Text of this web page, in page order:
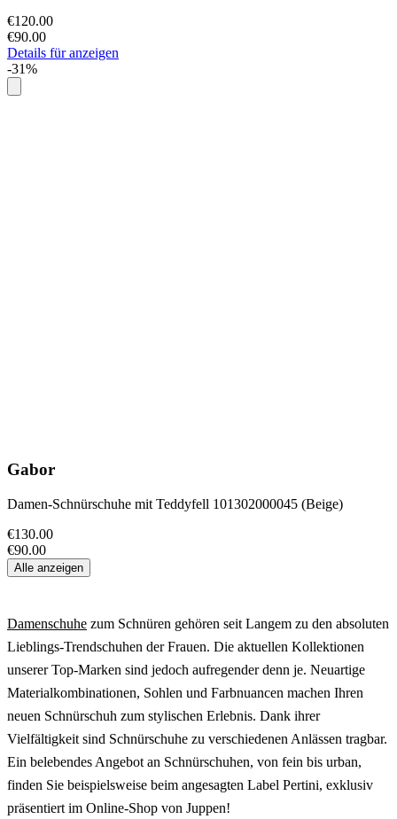
€120.00
€90.00
Details für anzeigen
-31%
Gabor
Damen-Schnürschuhe mit Teddyfell 101302000045 (Beige)
€130.00
€90.00
Alle anzeigen
Damenschuhe zum Schnüren gehören seit Langem zu den absoluten
Lieblings-Trendschuhen der Frauen. Die aktuellen Kollektionen
unserer Top-Marken sind jedoch aufregender denn je. Neuartige
Materialkombinationen, Sohlen und Farbnuancen machen Ihren
neuen Schnürschuh zum stylischen Erlebnis. Dank ihrer
Vielfältigkeit sind Schnürschuhe zu verschiedenen Anlässen tragbar.
Ein belebendes Angebot an Schnürschuhen, von fein bis urban,
finden Sie beispielsweise beim angesagten Label Pertini, exklusiv
präsentiert im Online-Shop von Juppen!